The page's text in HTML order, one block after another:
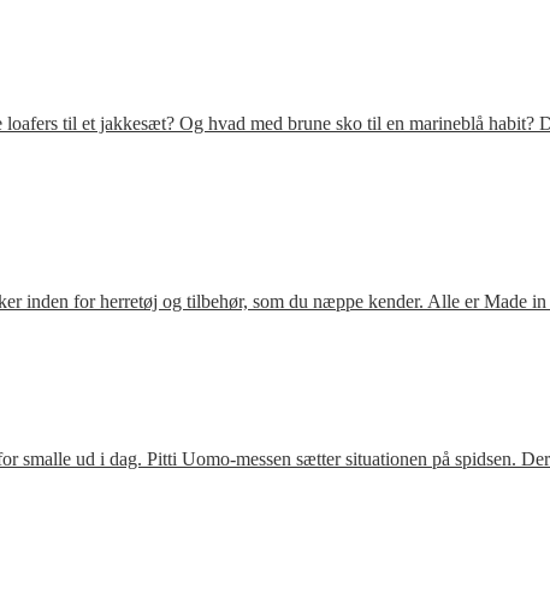
til et jakkesæt? Og hvad med brune sko til en marineblå
inden for herretøj og tilbehør, som du næppe kender. Alle er Made
smalle ud i dag. Pitti Uomo-messen sætter situationen på spidsen.